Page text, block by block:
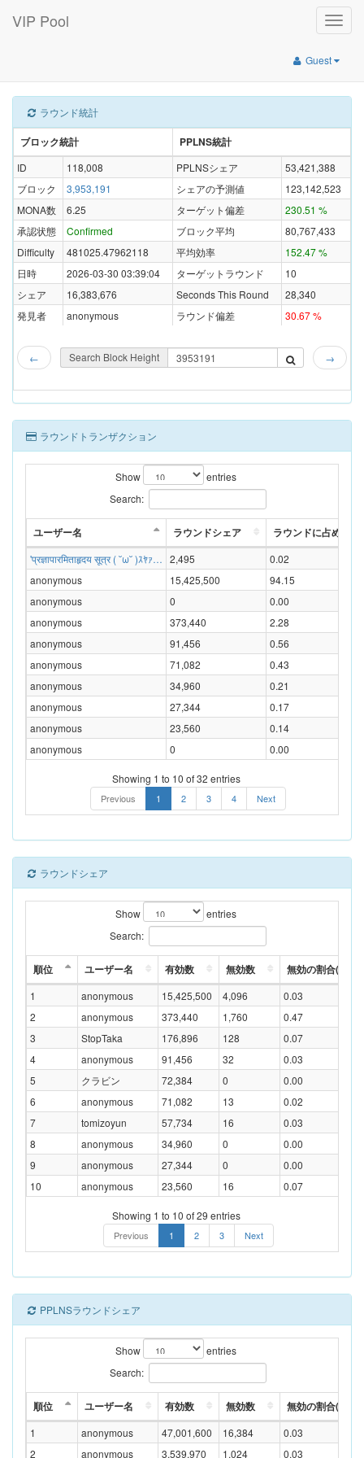
Toggle
VIP Pool
Guest
ラウンド統計
ブロック統計 PPLNS統計
ID 118,008 PPLNSシェア
53,421,388
ブロック
3,953,191 シェアの予測値
123,142,523
MONA数
6.25 ターゲット偏差
230.51 %
承認状態
Confirmed ブロック平均
80,767,433
Difficulty
481025.47962118 平均効率
152.47 %
日時
2026-03-30 03:39:04 ターゲットラウンド
10
シェア
16,383,676 Seconds This Round
28,340
発見者
anonymous ラウンド偏差 30.67 %
← Search Block Height →
ラウンドトランザクション
Show
entries
Search:
ユーザー名 ラウンドシェア ラウンドに占める割
'प्रज्ञापारमिताहृदय सूत्र ( ˘ω˘ )ｽﾔｧ… 2,495
0.02
anonymous
15,425,500
94.15
anonymous
0
0.00
anonymous
373,440
2.28
anonymous
91,456
0.56
anonymous
71,082
0.43
anonymous
34,960
0.21
anonymous
27,344
0.17
anonymous
23,560
0.14
anonymous
0 0.00
Showing 1 to 10 of 32 entries
Previous 1 2 3 4 Next
ラウンドシェア
Show
entries
Search:
順位 ユーザー名 有効数 無効数 無効の割合(%)
1 anonymous 15,425,500 4,096
0.03
2
anonymous 373,440 1,760
0.47
3
StopTaka 176,896 128
0.07
4
anonymous 91,456 32
0.03
5
クラビン 72,384 0
0.00
6
anonymous 71,082 13
0.02
7
tomizoyun 57,734 16
0.03
8
anonymous 34,960 0
0.00
9
anonymous 27,344 0
0.00
10
anonymous 23,560 16 0.07
Showing 1 to 10 of 29 entries
Previous 1 2 3 Next
PPLNSラウンドシェア
Show
entries
Search:
順位 ユーザー名 有効数 無効数 無効の割合(%)
1 anonymous 47,001,600 16,384
0.03
2
anonymous 3,539,970 1,024 0.03